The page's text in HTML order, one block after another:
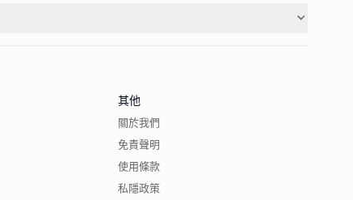
其他
關於我們
免責聲明
使用條款
私隱政策